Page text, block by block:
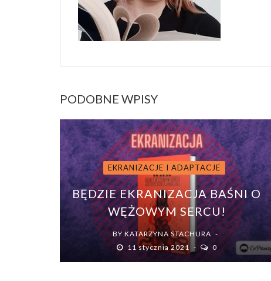
PODOBNE WPISY
EKRANIZACJE I ADAPTACJE
BĘDZIE EKRANIZACJA BAŚNI O
WĘŻOWYM SERCU!
BYKATARZYNA STACHURA
11 stycznia 2021
0